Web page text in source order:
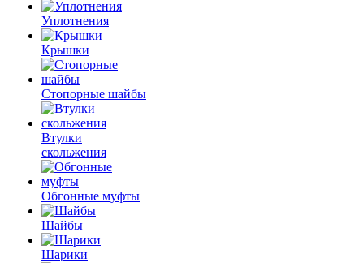
Уплотнения
Крышки
Стопорные шайбы
Втулки
скольжения
Обгонные муфты
Шайбы
Шарики